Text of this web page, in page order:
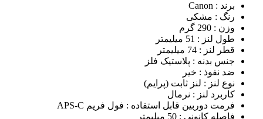
برند : Canon
رنگ : مشکی
وزن : 290 گرم
طول لنز : 51 میلیمتر
قطر لنز : 74 میلیمتر
جنس بدنه : پلاستیک فلز
ضد نفوذ : خیر
نوع لنز : لنز ثابت (پرایم)
کاربرد لنز : نرمال
فرمت دوربین قابل استفاده : فول فریم APS-C
فاصله کانونی : 50 میلیمتر